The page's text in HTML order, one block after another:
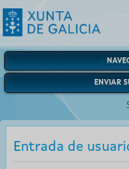
ENVIAR
Entrada de